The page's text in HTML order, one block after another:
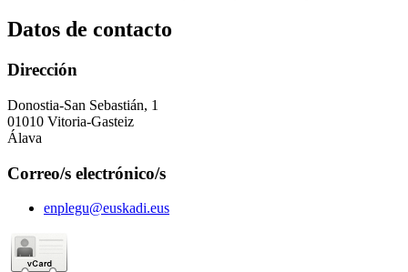
Datos de contacto
Dirección
Donostia-San Sebastián, 1
01010 Vitoria-Gasteiz
Álava
Correo/s electrónico/s
enplegu@euskadi.eus